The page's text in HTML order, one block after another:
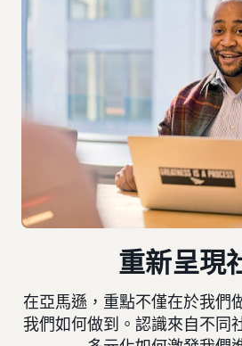
重新呈現
在亞馬遜，重點不僅在於我們
我們如何做到。認識來自不同